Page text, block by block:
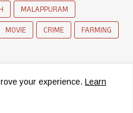
MALAPPURAM
MOVIE CRIME
FARMING
your experience. Learn